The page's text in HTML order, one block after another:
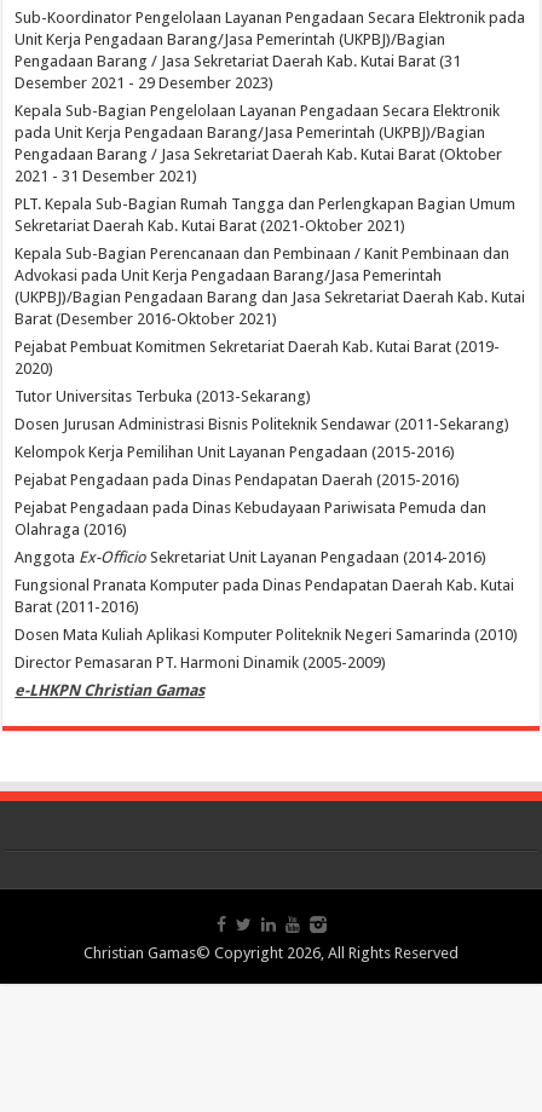
Sub-Koordinator Pengelolaan Layanan Pengadaan Secara Elektronik pada
Unit Kerja Pengadaan Barang/Jasa Pemerintah (UKPBJ)/Bagian
Pengadaan Barang / Jasa Sekretariat Daerah Kab. Kutai Barat (31
Desember 2021 - 29 Desember 2023)
Kepala Sub-Bagian Pengelolaan Layanan Pengadaan Secara Elektronik
pada Unit Kerja Pengadaan Barang/Jasa Pemerintah (UKPBJ)/Bagian
Pengadaan Barang / Jasa Sekretariat Daerah Kab. Kutai Barat (Oktober
2021 - 31 Desember 2021)
PLT. Kepala Sub-Bagian Rumah Tangga dan Perlengkapan Bagian Umum
Sekretariat Daerah Kab. Kutai Barat (2021-Oktober 2021)
Kepala Sub-Bagian Perencanaan dan Pembinaan / Kanit Pembinaan dan
Advokasi pada Unit Kerja Pengadaan Barang/Jasa Pemerintah
(UKPBJ)/Bagian Pengadaan Barang dan Jasa Sekretariat Daerah Kab. Kutai
Barat (Desember 2016-Oktober 2021)
Pejabat Pembuat Komitmen Sekretariat Daerah Kab. Kutai Barat (2019-
2020)
Tutor Universitas Terbuka (2013-Sekarang)
Dosen Jurusan Administrasi Bisnis Politeknik Sendawar (2011-Sekarang)
Kelompok Kerja Pemilihan Unit Layanan Pengadaan (2015-2016)
Pejabat Pengadaan pada Dinas Pendapatan Daerah (2015-2016)
Pejabat Pengadaan pada Dinas Kebudayaan Pariwisata Pemuda dan
Olahraga (2016)
Anggota Ex-Officio Sekretariat Unit Layanan Pengadaan (2014-2016)
Fungsional Pranata Komputer pada Dinas Pendapatan Daerah Kab. Kutai
Barat (2011-2016)
Dosen Mata Kuliah Aplikasi Komputer Politeknik Negeri Samarinda (2010)
Director Pemasaran PT. Harmoni Dinamik (2005-2009)
e-LHKPN Christian Gamas
Christian Gamas© Copyright 2026, All Rights Reserved